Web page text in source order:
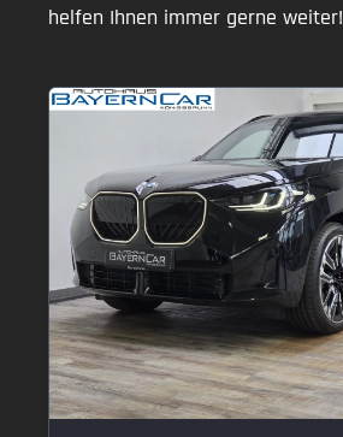
helfen Ihnen immer gerne weiter!